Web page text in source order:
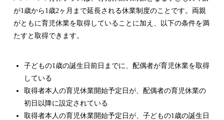
が1歳から1歳2ヶ月まで延長される休業制度のことです。両親
がともに育児休業を取得していることに加え、以下の条件を満
たすと取得できます。
子どもの1歳の誕生日前日までに、配偶者が育児休業を取得
している
取得者本人の育児休業開始予定日が、配偶者の育児休業の
初日以降に設定されている
取得者本人の育児休業開始予定日が、子どもの1歳の誕生日